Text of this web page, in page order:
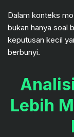
Dalam konteks
bukan hanya soal
keputusan kecil
berbunyi.
Lebih